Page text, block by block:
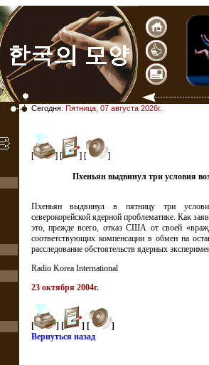
Сегодня: Пятница, 07 августа 2026г.
[ ] [ ] [ ]
Пхеньян выдвинул три условия
Пхеньян выдвинул в пятницу три
северокорейской ядерной проблематике. Как
это, прежде всего, отказ США от своей
соответствующих компенсации в обмен на
расследование обстоятельств ядерных
Radio Korea International
23 октября 2004г.
[ ] [ ] [
]
Вернуться назад